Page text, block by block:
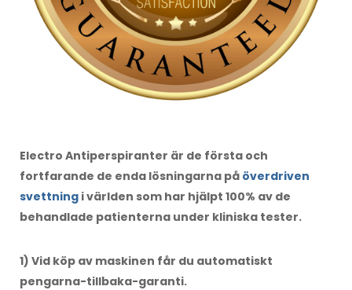
Electro Antiperspiranter är de första och
fortfarande de enda lösningarna på överdriven
svettning i världen som har hjälpt 100% av de
behandlade patienterna under kliniska tester.
1) Vid köp av maskinen får du automatiskt
pengarna-tillbaka-garanti.